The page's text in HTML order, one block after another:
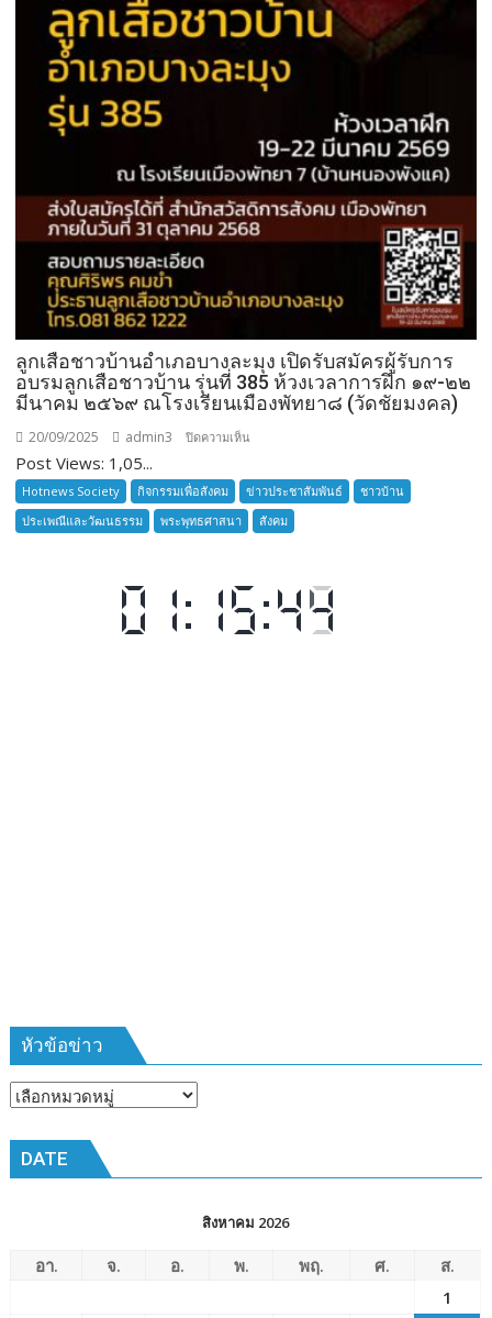
ลูกเสือชาวบ้านอำเภอบางละมุง เปิดรับสมัครผู้รับการ
อบรมลูกเสือชาวบ้าน รุ่นที่ 385 ห้วงเวลาการฝึก ๑๙-๒๒
มีนาคม ๒๕๖๙ ณโรงเรียนเมืองพัทยา๘ (วัดชัยมงคล)
20/09/2025 admin3 ปิดความเห็น
เสือ
ชาว
บ้าน
เปิด
รับ
๒๕๖๙
Post Views: 1,05...
Hotnews Society กิจกรรมเพื่อสังคม ข่าวประชาสัมพันธ์
ชาวบ้าน
ประเพณีและวัฒนธรรม
พระพุทธศาสนา สังคม
หัวข้อข่าว
หัวข้อ
DATE
สิงหาคม 2026
อา. จ. อ. พ. พฤ. ศ.
ส.
1